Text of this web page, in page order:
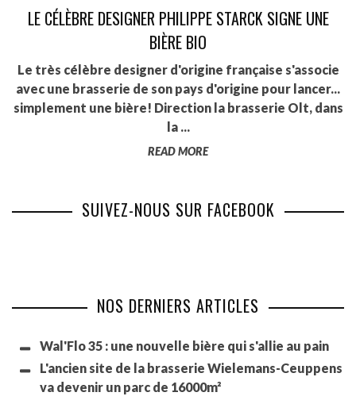
LE CÉLÈBRE DESIGNER PHILIPPE STARCK SIGNE UNE
BIÈRE BIO
Le très célèbre designer d'origine française s'associe
avec une brasserie de son pays d'origine pour lancer...
simplement une bière! Direction la brasserie Olt, dans
la ...
READ MORE
SUIVEZ-NOUS SUR FACEBOOK
NOS DERNIERS ARTICLES
Wal'Flo 35 : une nouvelle bière qui s'allie au pain
L'ancien site de la brasserie Wielemans-Ceuppens
va devenir un parc de 16000m²